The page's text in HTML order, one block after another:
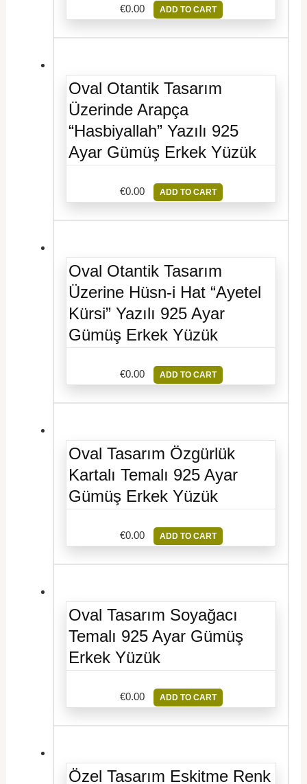
€0.00 ADD TO CART
Oval Otantik Tasarım
Üzerinde Arapça
“Hasbiyallah” Yazılı 925
Ayar Gümüş Erkek Yüzük
€0.00 ADD TO CART
Oval Otantik Tasarım
Üzerine Hüsn-i Hat “Ayetel
Kürsi” Yazılı 925 Ayar
Gümüş Erkek Yüzük
€0.00 ADD TO CART
Oval Tasarım Özgürlük
Kartalı Temalı 925 Ayar
Gümüş Erkek Yüzük
€0.00 ADD TO CART
Oval Tasarım Soyağacı
Temalı 925 Ayar Gümüş
Erkek Yüzük
€0.00 ADD TO CART
Özel Tasarım Eskitme Renk